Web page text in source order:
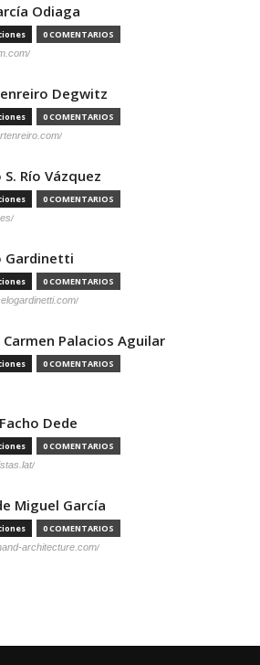
Odiaga
0 COMENTARIOS
Degwitz
0 COMENTARIOS
Río Vázquez
0 COMENTARIOS
Gardinetti
0 COMENTARIOS
Carmen Palacios Aguilar
0 COMENTARIOS
Dede
0 COMENTARIOS
Miguel García
0 COMENTARIOS
architecture.com/